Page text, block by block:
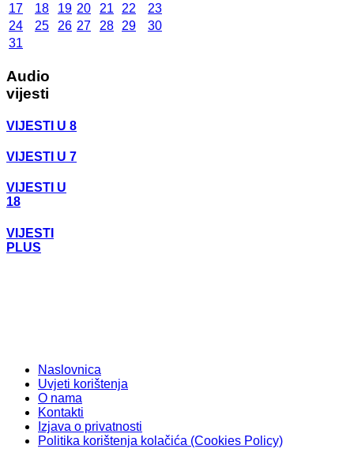
17
18 19 20 21 22
23
24
25 26 27 28 29
30
31
Audio
vijesti
VIJESTI U 8
VIJESTI U 7
VIJESTI U
18
VIJESTI
PLUS
Naslovnica
Uvjeti korištenja
O nama
Kontakti
Izjava o privatnosti
Politika korištenja kolačića (Cookies Policy)